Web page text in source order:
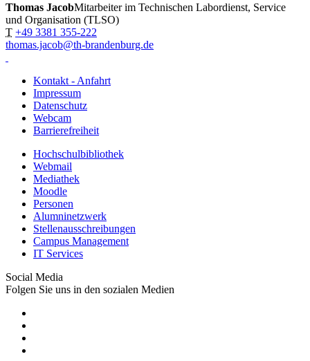
Thomas JacobMitarbeiter im Technischen Labordienst, Service
und Organisation (TLSO)
T +49 3381 355-222
thomas.jacob@th-brandenburg.de
Kontakt - Anfahrt
Impressum
Datenschutz
Webcam
Barrierefreiheit
Hochschulbibliothek
Webmail
Mediathek
Moodle
Personen
Alumninetzwerk
Stellenausschreibungen
Campus Management
IT Services
Social Media
Folgen Sie uns in den sozialen Medien